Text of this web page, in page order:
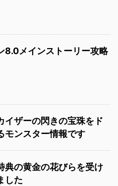
8.0メインストーリー攻略
イザーの閃きの宝珠をド
モンスター情報です
典の黄金の花びらを受け
した